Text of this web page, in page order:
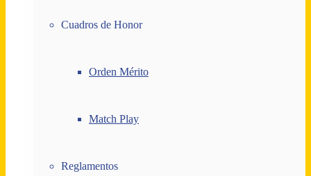
Cuadros de Honor
Orden Mérito
Match Play
Reglamentos